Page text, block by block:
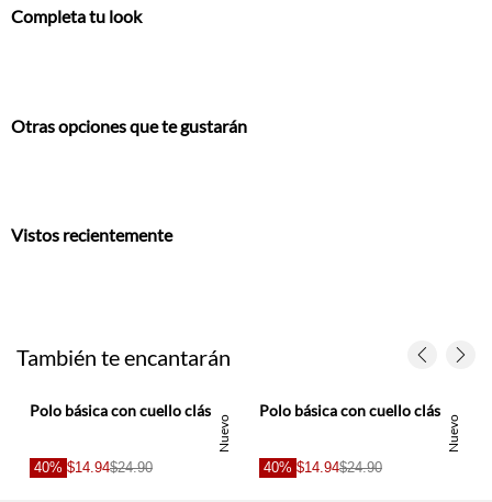
Completa tu look
Otras opciones que te gustarán
Vistos recientemente
También te encantarán
Nuevo
Polo básica con cuello clásico en azul cielo para niño
40% $14.94$24.90
Nuevo
Polo básica con cuello clásico en verde agua para niño
40% $14.94$24.90